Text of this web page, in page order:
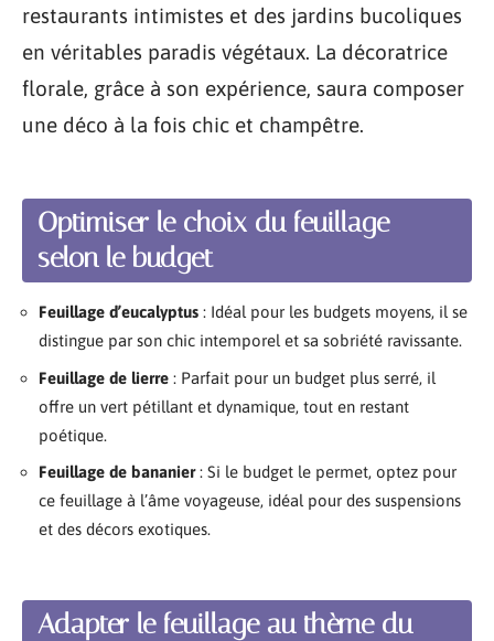
restaurants intimistes et des jardins bucoliques
en véritables paradis végétaux. La décoratrice
florale, grâce à son expérience, saura composer
une déco à la fois chic et champêtre.
Optimiser le choix du feuillage
selon le budget
Feuillage d’eucalyptus : Idéal pour les budgets moyens, il se
distingue par son chic intemporel et sa sobriété ravissante.
Feuillage de lierre : Parfait pour un budget plus serré, il
offre un vert pétillant et dynamique, tout en restant
poétique.
Feuillage de bananier: Si le budget le permet, optez pour
ce feuillage à l’âme voyageuse, idéal pour des suspensions
et des décors exotiques.
Adapter le feuillage au thème du